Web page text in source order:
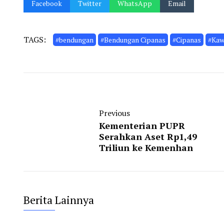
Facebook Twitter WhatsApp Email
TAGS: #bendungan #Bendungan Cipanas #Cipanas
Previous
Kementerian PUPR
Serahkan Aset Rp1,49
Triliun ke Kemenhan
Berita Lainnya